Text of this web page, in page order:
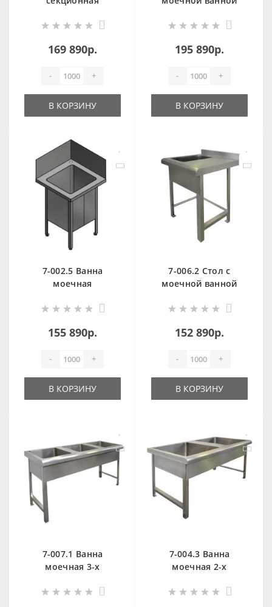
OCEANUS
0
169 890р.
- +
В КОРЗИНУ
OCEANUS
0
195 890р.
- +
В КОРЗИНУ
7-002.5 Ванна
моечная
OCEANUS
0
155 890р.
- +
В КОРЗИНУ
7-006.2 Стол с
моечной ванной
OCEANUS
0
152 890р.
- +
В КОРЗИНУ
7-007.1 Ванна
моечная 3-х
антивандальная
0
7-004.3 Ванна
моечная 2-х
антивандальная
0